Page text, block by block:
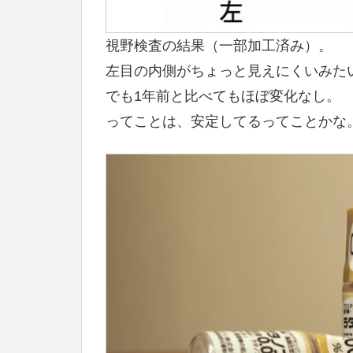
視野検査の結果（一部加工済み）。
左目の内側がちょっと見えにくいみた
でも1年前と比べてもほぼ変化なし。
ってことは、安定してるってことかな